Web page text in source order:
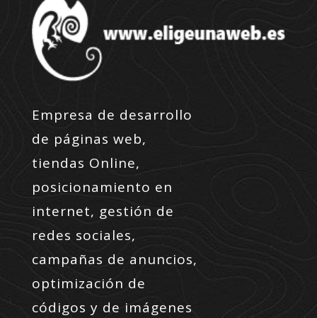
Empresa de desarrollo
de páginas web,
tiendas Online,
posicionamiento en
internet, gestión de
redes sociales,
campañas de anuncios,
optimización de
códigos y de imágenes